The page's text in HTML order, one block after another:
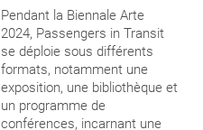
Pendant la Biennale Arte
2024, Passengers in Transit
se déploie sous différents
formats, notamment une
exposition, une bibliothèque et
un programme de
conférences, incarnant une